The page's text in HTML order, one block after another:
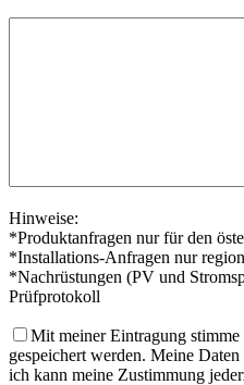
Hinweise:
*Produktanfragen nur für den
*Installations-Anfragen nur
*Nachrüstungen (PV und
Prüfprotokoll
Mit meiner Eintragung stimme
gespeichert werden. Meine
ich kann meine Zustimmung